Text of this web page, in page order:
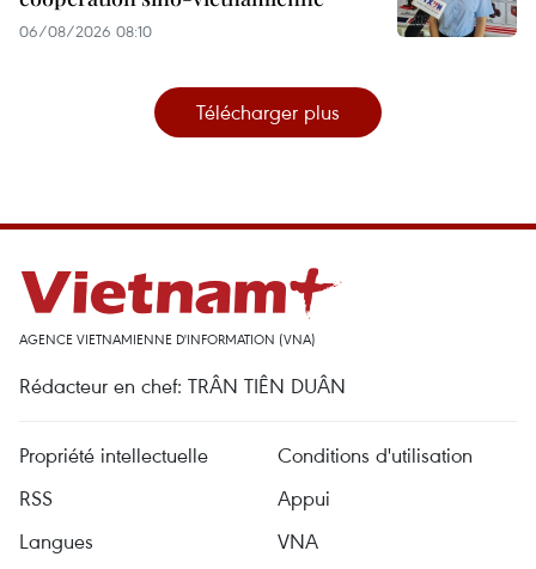
06/08/2026 08:10
Télécharger plus
AGENCE VIETNAMIENNE D'INFORMATION (VNA)
Rédacteur en chef: TRÂN TIÊN DUÂN
Propriété intellectuelle
Conditions d'utilisation
RSS
Appui
Langues
VNA